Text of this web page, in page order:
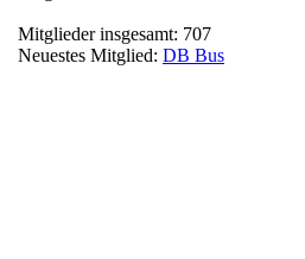
Mitglieder insgesamt: 707
Neuestes Mitglied: DB Bus